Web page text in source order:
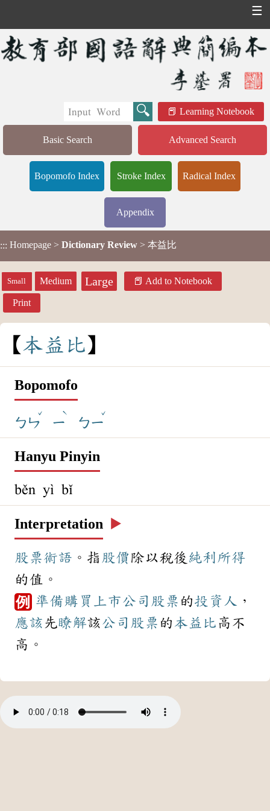
☰
Learning Notebook
Basic Search Advanced Search
Bopomofo Index Stroke Index Radical Index
Appendix
::: Homepage > Dictionary Review > 本益比
Small Medium Large Add to Notebook
Print
本益 比
Bopomofo
ㄅㄣ
ˇ
ㄧ
ˋ
ㄅㄧ
ˇ
Hanyu Pinyin
běn yì bǐ
Interpretation ▶️
股票術語 。指 股價除以稅後 純利 所得
的值。
例 準備 購買 上市公司 股票 的投資人 ，
應該 先瞭解該公司 股票 的 本益比 高不
高。